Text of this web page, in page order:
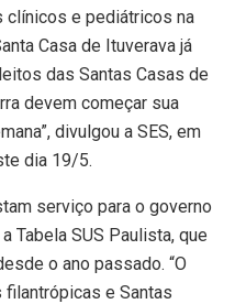
clínicos e pediátricos na
Casa de Ituverava já
das Santas Casas de
devem começar sua
divulgou a SES, em
dia 19/5.
serviço para o governo
Tabela SUS Paulista, que
o ano passado. “O
e Santas